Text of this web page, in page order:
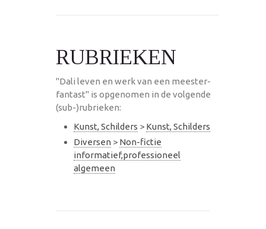
RUBRIEKEN
"Dali leven en werk van een meester-
fantast" is opgenomen in de volgende
(sub-)rubrieken:
Kunst, Schilders > Kunst, Schilders
Diversen > Non-fictie
informatief,professioneel
algemeen